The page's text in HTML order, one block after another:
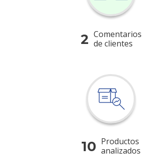
2 Comentarios
de clientes
10 Productos
analizados